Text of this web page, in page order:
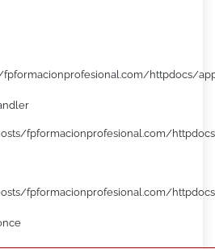
httpdocs/
fpformacionprofesional.com/
fpformacionprofesional.com/